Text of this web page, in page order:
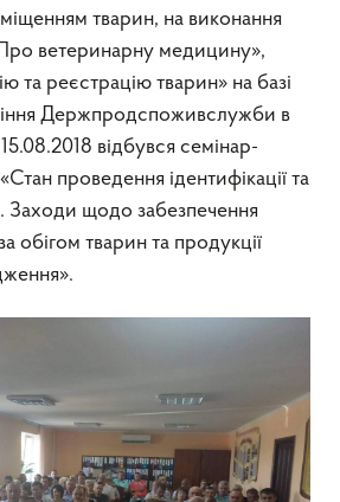
тварин, на виконання
ветеринарну медицину»,
та реєстрацію тварин» на базі
Держпродспоживслужби в
відбувся семінар-
проведення ідентифікації та
Заходи щодо забезпечення
обігом тварин та продукції